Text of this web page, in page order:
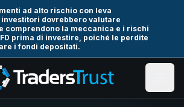
ad alto rischio con leva
dovrebbero valutare
comprendono la meccanica e i rischi
prima di investire, poiché le perdite
i fondi depositati.